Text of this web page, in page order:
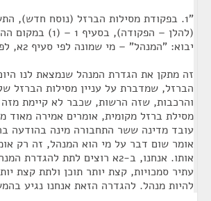
(להלן – הפקודה),
יבוא: "המנהל" – מי שמונה לפי סעיף 2א, לפי העניין".
זה מתקן את הגדרת המנהל שנמצאת לנו
הברזל, שמדברת על עניין מסילות הברזל
והרכבות, שזה הרשות, שכבר לא קיימת מזה
מסילת ברזל מקומית, אומרים אמירה מאוד
עובד מדינה ששר התחבורה מינה בהודעה
אומר שום דבר על מי הוא המנהל, זה רק
אותו. אנחנו, ב-2א רוצים לתת
עתיר סמכויות, קצת יותר תוכן ולתת קצת
להיות מנהל. להגדרה הזאת אנחנו נגיע